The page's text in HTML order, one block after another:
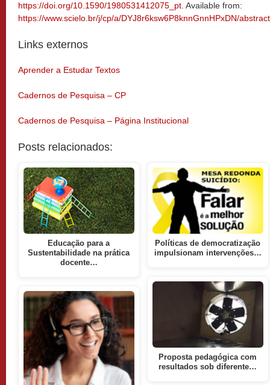
https://doi.org/10.1590/1980531412075_pt. Available from:
https://www.scielo.br/j/cp/a/DYJ8r6ksw6P8knnGnnHPxDN/
Links externos
Aprender a Estudar Textos
Cadernos de Pesquisa – CP
Cadernos de Pesquisa – Página Institucional
Posts relacionados:
Educação para a
Sustentabilidade na prática
docente…
Políticas de democratização
impulsionam intervenções…
Proposta pedagógica com
resultados sob diferente…